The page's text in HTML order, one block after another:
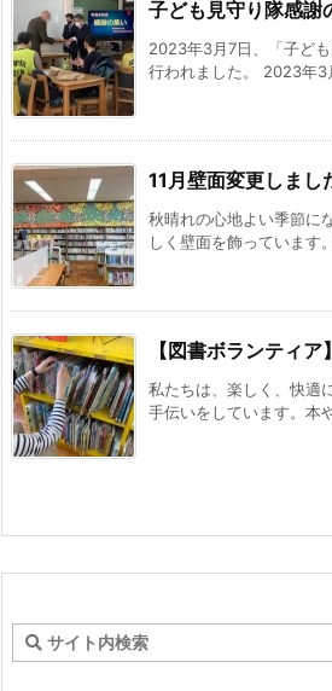
子ども見守り隊感謝
2023年3月7日、「子ど
行われました。 2023年3
11月壁面変更しまし
秋晴れの心地よい季節に
しく壁面を飾っています
【図書ボランティ
私たちは、楽しく、快適
手伝いをしています。本